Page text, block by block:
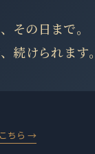
その日まで。
続けられます。
ちら →